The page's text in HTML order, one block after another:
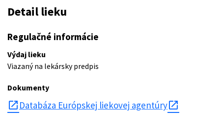
Detail lieku
Regulačné informácie
Výdaj lieku
Viazaný na lekársky predpis
Dokumenty
open_in_new Databáza Európskej liekovej agentúry